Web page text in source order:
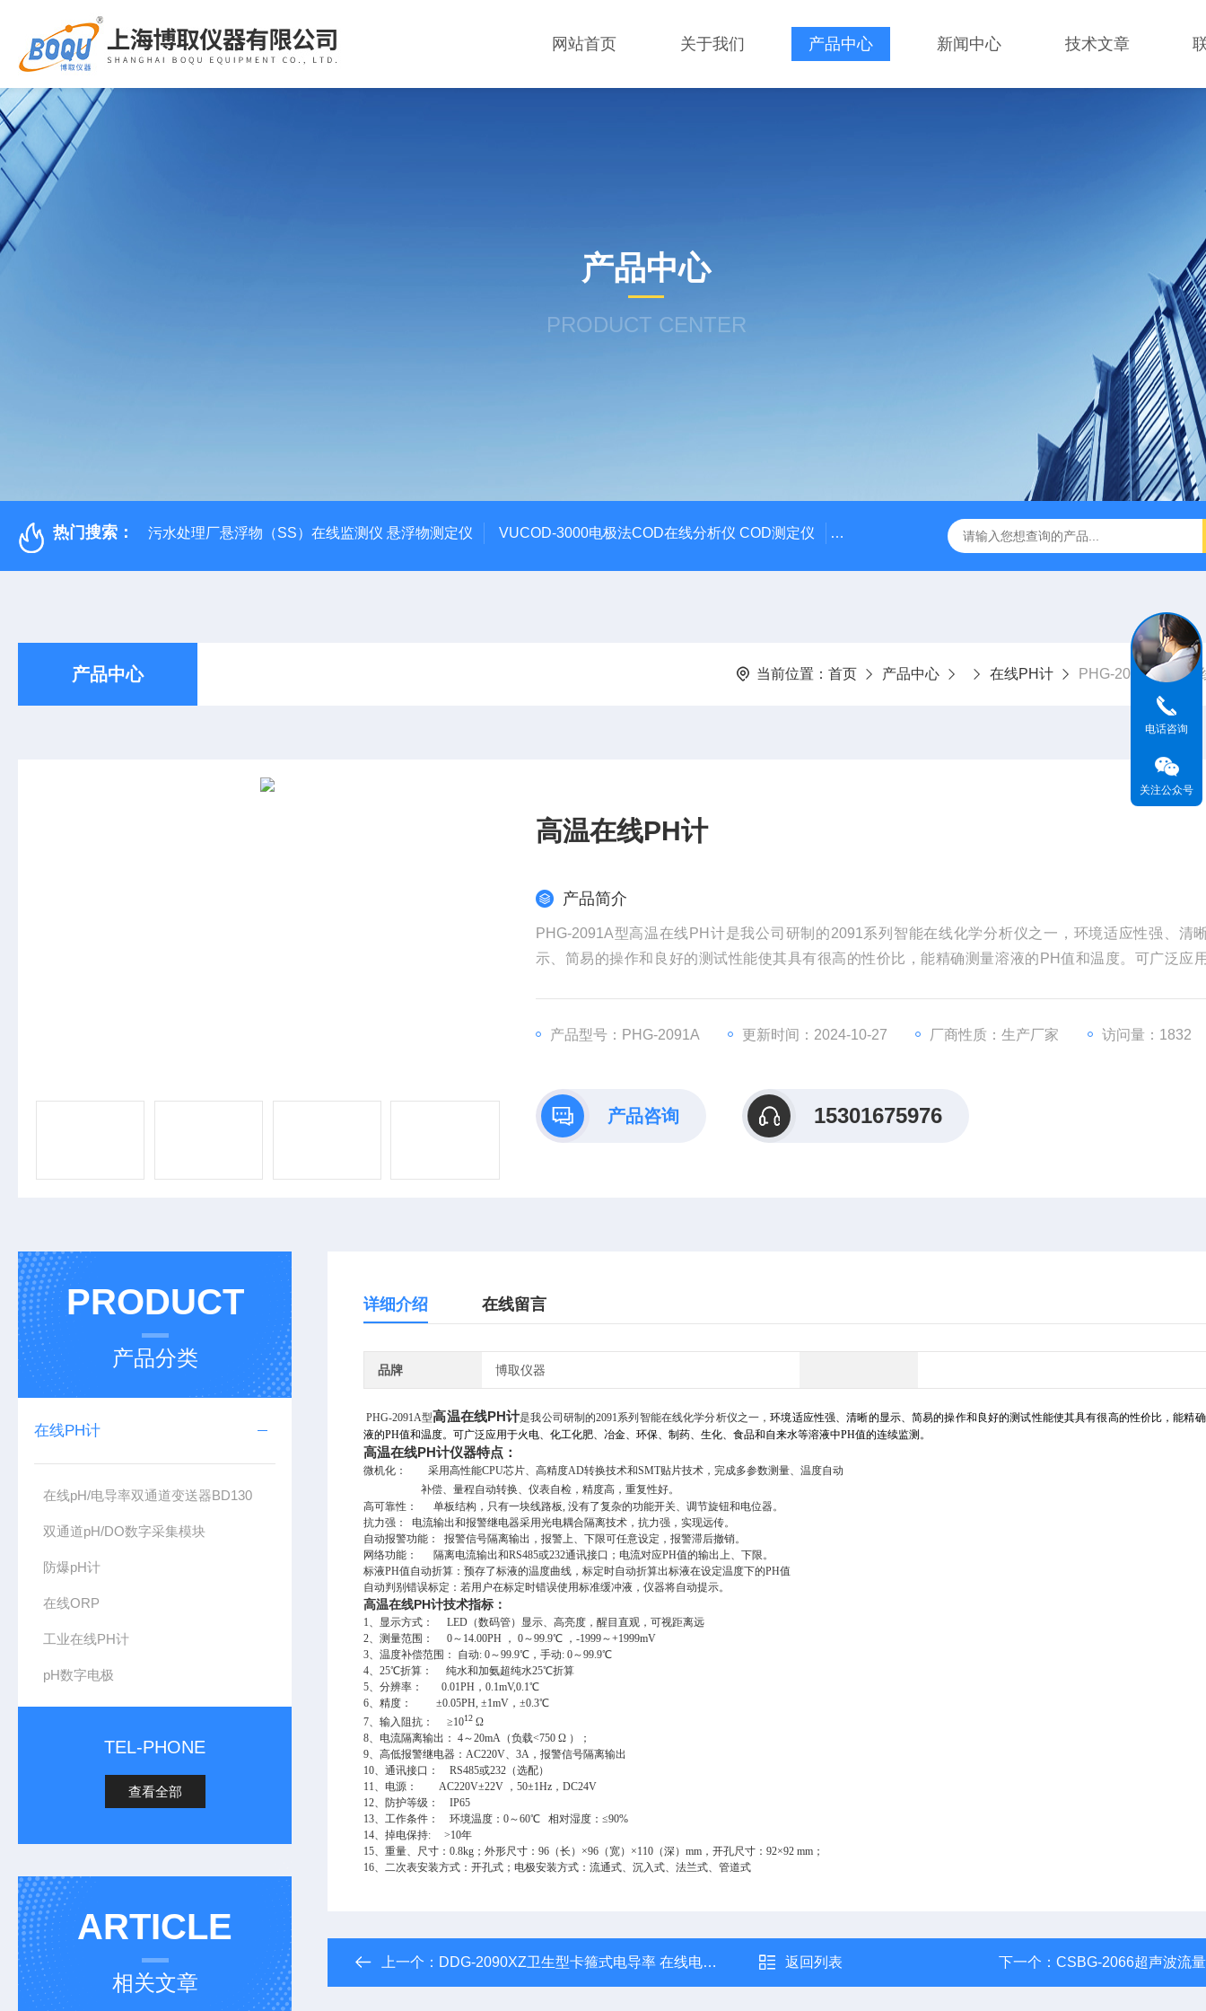
网站首页 关于我们 产品中心 新闻中心 技术文章
产品中心
PRODUCT CENTER
热门搜索： 污水处理厂悬浮物（SS）在线监测仪 悬浮物测定仪 VUCOD-3000电极法COD在线分析仪 COD测定仪 DDG-2090AX耐高温耐压工业电导率仪 在线电导仪
产品中心 当前位置： 首页 产品中心 在线PH计 PHG-2091A高温在
高温在线PH计
产品简介
PHG-2091A型高温在线PH计是我公司研制的2091系列智能在线化学分析仪之一，环境适应性强、清
示、简易的操作和良好的测试性能使其具有很高的性价比，能精确测量溶液的PH值和温度。可广泛应
产品型号：PHG-2091A 更新时间：2024-10-27 厂商性质：生产厂家 访问量：1832
产品咨询 15301675976
PRODUCT
产品分类
在线PH计
在线pH/电导率双通道变送器BD130
双通道pH/DO数字采集模块
防爆pH计
在线ORP
工业在线PH计
pH数字电极
TEL-PHONE
查看全部
ARTICLE
相关文章
详细介绍 在线留言
品牌 博取仪器
PHG-2091A型高温在线PH计是我公司研制的2091系列智能在线化学分析仪之一，环境适应性强、清晰的显示、简易的操作和良好的测试性能使其具有很高的性价比，能精
液的PH值和温度。可广泛应用于火电、化工化肥、冶金、环保、制药、生化、食品和自来水等溶液中PH值的连续监测。
高温在线PH计仪器特点：
微机化： 采用高性能CPU芯片、高精度AD转换技术和SMT贴片技术， 完成多参数测量、温度自动
补偿、量程自动转换、仪表自检，精度高，重复性好。
高可靠性： 单板结构，只有一块线路板, 没有了复杂的功能开关、调节旋钮和电位器。
抗力强： 电流输出和报警继电器采用光电耦合隔离技术，抗力强，实现远传。
自动报警功能 ： 报警信号隔离输出，报警上、下限可任意设定，报警滞后撤销。
网络功能： 隔离电流输出和RS485或232通讯接口；电流对应PH值的输出上、下限。
标液PH值自动折算：预存了标液的温度曲线，标定时自动折算出标液在设定温度下的PH值
自动判别错误标定： 若用户在标定时错误使用标准缓冲液，仪器将自动提示。
高温在线PH计技术指标：
1、显示方式： LED（数码管）显示、高亮度，醒目直观，可视距离远
2、测量范围： 0～14.00PH ， 0～99.9℃ ，-1999～+1999mV
3、温度补偿范围： 自动: 0～99.9℃，手动: 0～99.9℃
4、25℃折算： 纯水和加氨超纯水25℃折算
5、分辨率： 0.01PH，0.1mV,0.1℃
6、精度： ±0.05PH, ±1mV，±0.3℃
7、输入阻抗： ≥1012 Ω
8、电流隔离输出： 4～20mA（负载<750 Ω ）；
9、高低报警继电器：AC220V、3A，报警信号隔离输出
10、通讯接口： RS485或232（选配）
11、电源： AC220V±22V ，50±1Hz，DC24V
12、防护等级： IP65
13、工作条件： 环境温度：0～60℃ 相对湿度：≤90%
14、掉电保持: >10年
15、重量、尺寸：0.8kg；外形尺寸：96（长）×96（宽）×110（深）mm，开孔尺寸：92×92 mm；
16、二次表安装方式：开孔式；电极安装方式：流通式、沉入式、法兰式、管道式
上一个： DDG-2090XZ卫生型卡箍式电导率 在线电导仪 返回列表 下一个： CSBG-2066超声波流
电话咨询
关注公众号